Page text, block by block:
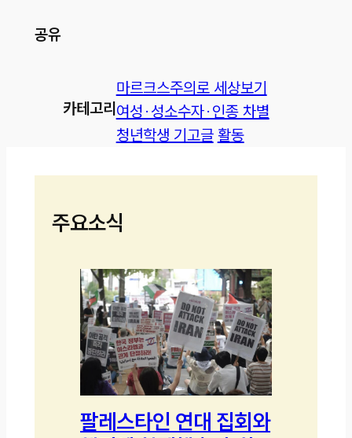
공유
카테고리
마르크스주의로 세상보기
여성·성소수자·인종 차별
청년학생 기고글 활동
주요소식
팔레스타인 연대 집회와